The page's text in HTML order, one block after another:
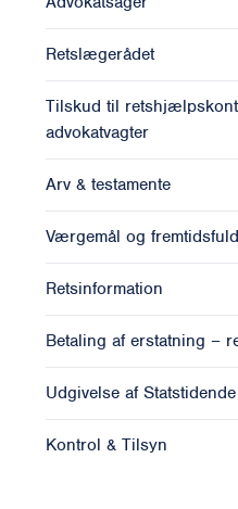
Retslægerådet
Tilskud til
advokatvagter
Arv & testamente
Værgemål og
Retsinformation
Betaling af erstatning –
Udgivelse af Statstidende
Kontrol & Tilsyn